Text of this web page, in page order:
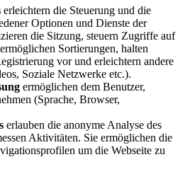
erleichtern die Steuerung und die
Optionen und Dienste der
die Sitzung, steuern Zugriffe auf
Sortierungen, halten
vor und erleichtern andere
Soziale Netzwerke etc.).
ermöglichen dem Benutzer,
(Sprache, Browser,
erlauben die anonyme Analyse des
Aktivitäten. Sie ermöglichen die
um die Webseite zu